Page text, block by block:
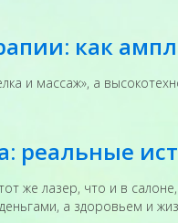
как
и массаж», а
реальные
же лазер, что и в
а здоровьем и